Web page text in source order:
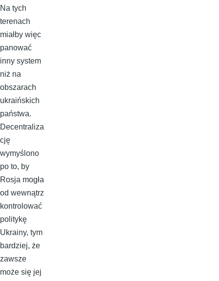
Na tych
terenach
miałby więc
panować
inny system
niż na
obszarach
ukraińskich
państwa.
Decentraliza
cję
wymyślono
po to, by
Rosja mogła
od wewnątrz
kontrolować
politykę
Ukrainy, tym
bardziej, że
zawsze
może się jej